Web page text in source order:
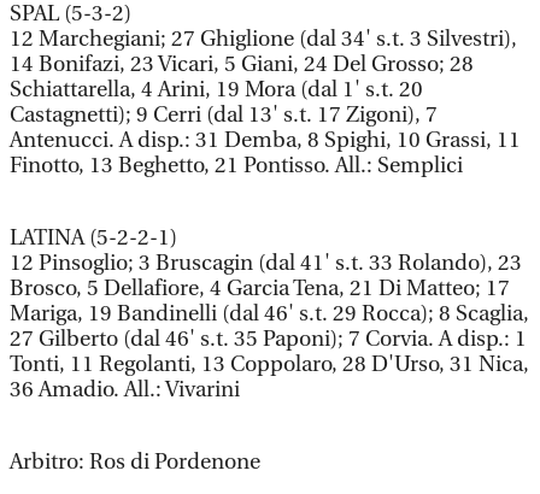
SPAL (5-3-2)
12 Marchegiani; 27 Ghiglione (dal 34' s.t. 3 Silvestri),
14 Bonifazi, 23 Vicari, 5 Giani, 24 Del Grosso; 28
Schiattarella, 4 Arini, 19 Mora (dal 1' s.t. 20
Castagnetti); 9 Cerri (dal 13' s.t. 17 Zigoni), 7
Antenucci. A disp.: 31 Demba, 8 Spighi, 10 Grassi, 11
Finotto, 13 Beghetto, 21 Pontisso. All.: Semplici
LATINA (5-2-2-1)
12 Pinsoglio; 3 Bruscagin (dal 41' s.t. 33 Rolando), 23
Brosco, 5 Dellafiore, 4 Garcia Tena, 21 Di Matteo; 17
Mariga, 19 Bandinelli (dal 46' s.t. 29 Rocca); 8 Scaglia,
27 Gilberto (dal 46' s.t. 35 Paponi); 7 Corvia. A disp.: 1
Tonti, 11 Regolanti, 13 Coppolaro, 28 D'Urso, 31 Nica,
36 Amadio. All.: Vivarini
Arbitro: Ros di Pordenone